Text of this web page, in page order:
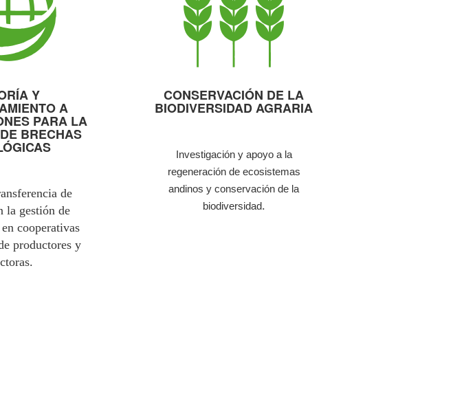
Y
A
PARA LA
BRECHAS
de
la gestión de
cooperativas
productores y
CONSERVACIÓN DE LA
BIODIVERSIDAD AGRARIA
Investigación y apoyo a la
regeneración de ecosistemas
andinos y conservación de la
biodiversidad.